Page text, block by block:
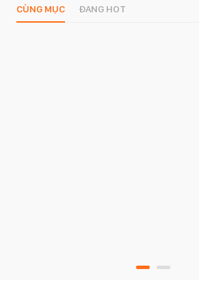
CÙNG MỤC ĐANG HOT